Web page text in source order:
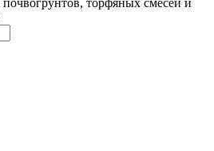
торфяных смесей и